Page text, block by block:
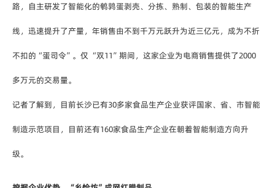
路，自主研发了智能化的鹌鹑蛋剥壳、分拣、熟制、包装的智能生产
线，迅速提升了产量，年销售由不到千万元跃升为近三亿元，成为不折
不扣的“蛋司令”。仅 “双11”期间，这家企业为电商销售提供了2000
多万元的交易量。
记者了解到，目前长沙已有30多家食品生产企业获评国家、省、市智能
制造示范项目，目前还有160家食品生产企业在朝着智能制造方向升
级。